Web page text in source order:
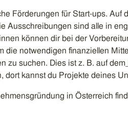
Förderungen für Start-ups. Auf
Ausschreibungen sind alle in
können dir bei der
die notwendigen finanziellen
zu suchen. Dies ist z. B. auf dem
dort kannst du Projekte deines
in Österreich